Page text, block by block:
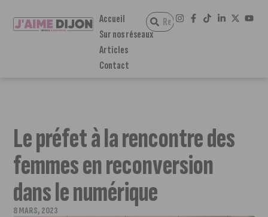
Accueil
Sur nos réseaux
Articles
Contact
Le préfet à la rencontre des
femmes en reconversion
dans le numérique
8 MARS, 2023